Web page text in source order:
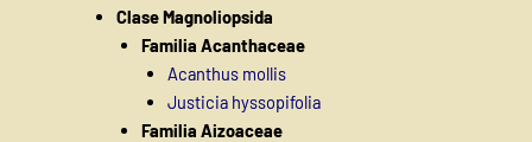
Clase Magnoliopsida
Familia Acanthaceae
Acanthus mollis
Justicia hyssopifolia
Familia Aizoaceae